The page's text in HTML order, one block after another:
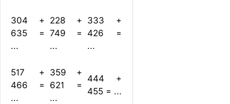
304 +
635 =
...
228 +
749 =
...
333 +
426 =
...
517 +
466 =
...
359 +
621 =
...
444 +
455 = ...